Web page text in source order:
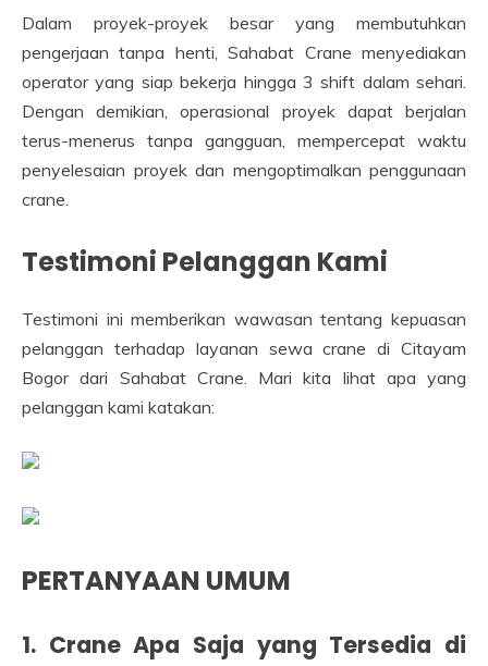
Dalam proyek-proyek besar yang membutuhkan
pengerjaan tanpa henti, Sahabat Crane menyediakan
operator yang siap bekerja hingga 3 shift dalam sehari.
Dengan demikian, operasional proyek dapat berjalan
terus-menerus tanpa gangguan, mempercepat waktu
penyelesaian proyek dan mengoptimalkan penggunaan
crane.
Testimoni Pelanggan Kami
Testimoni ini memberikan wawasan tentang kepuasan
pelanggan terhadap layanan sewa crane di Citayam
Bogor dari Sahabat Crane. Mari kita lihat apa yang
pelanggan kami katakan:
PERTANYAAN UMUM
1. Crane Apa Saja yang Tersedia di